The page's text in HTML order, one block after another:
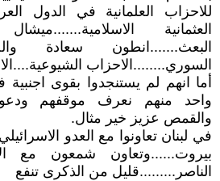
للاحزاب العلمانية في الدول
العثمانية
البعث.......انطون سعادة
السوري........الاحزاب
أما انهم لم يستنجدوا بقوى
واحد منهم نعرف موقفهم
والقمص عزيز خير مثال.
في لبنان تعاونوا مع العدو
بيروت......وتعاون شمعون مع
الناصر.........قليل من الذكرى تنفع